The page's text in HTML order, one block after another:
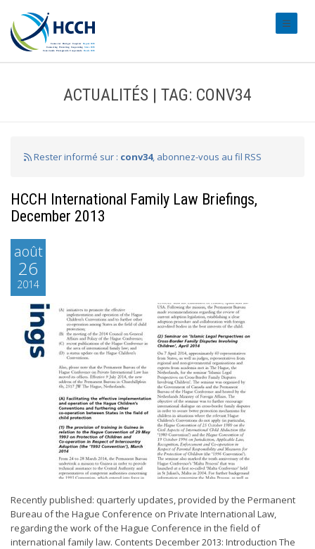
ACTUALITÉS | TAG: CONV34
Rester informé sur : conv34, abonnez-vous au fil RSS
HCCH International Family Law Briefings,
December 2013
août
26
2014
Recently published: quarterly updates, provided by the Permanent
Bureau of the Hague Conference on Private International Law,
regarding the work of the Hague Conference in the field of
international family law. Contents December 2013: Introduction The